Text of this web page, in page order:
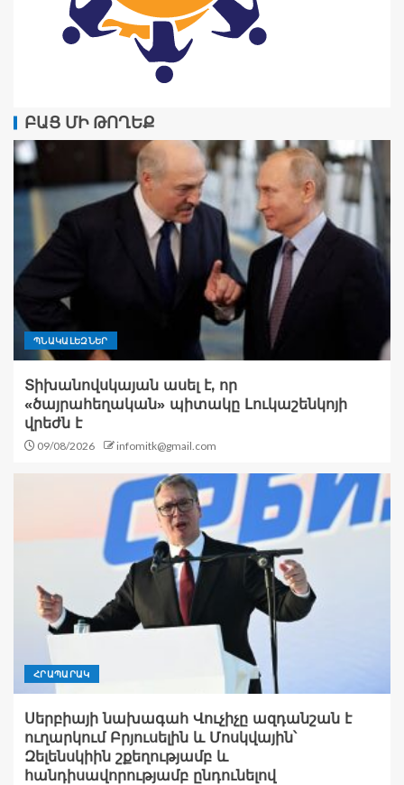
ԲԱՑ ՄԻ ԹՈՂԵՔ
ՊՆԱԿԱԼԵԶՆԵՐ
Տիխանովսկայան ասել է, որ
«ծայրահեղական» պիտակը Լուկաշենկոյի
վրեժն է
09/08/2026 infomitk@gmail.com
ՀՐԱՊԱՐԱԿ
Սերբիայի նախագահ Վուչիչը ազդանշան է
ուղարկում Բրյուսելին և Մոսկվային՝
Զելենսկիին շքեղությամբ և
հանդիսավորությամբ ընդունելով